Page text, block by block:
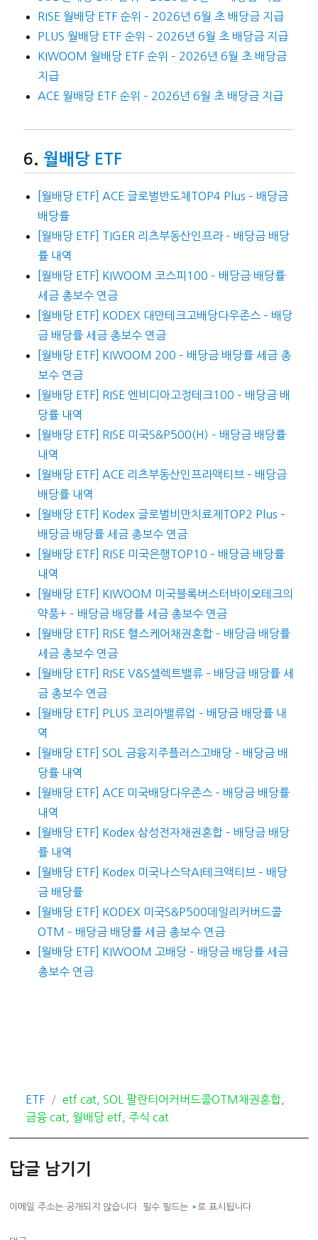
RISE 월배당 ETF 순위 – 2026년 6월 초 배당금 지급
PLUS 월배당 ETF 순위 – 2026년 6월 초 배당금 지급
KIWOOM 월배당 ETF 순위 – 2026년 6월 초 배당금
지급
ACE 월배당 ETF 순위 – 2026년 6월 초 배당금 지급
월배당 ETF
[월배당 ETF] ACE 글로벌반도체TOP4 Plus – 배당금
배당률
[월배당 ETF] TIGER 리츠부동산인프라 – 배당금 배당
률 내역
[월배당 ETF] KIWOOM 코스피100 – 배당금 배당률
세금 총보수 연금
[월배당 ETF] KODEX 대만테크고배당다우존스 – 배당
금 배당률 세금 총보수 연금
[월배당 ETF] KIWOOM 200 – 배당금 배당률 세금 총
보수 연금
[월배당 ETF] RISE 엔비디아고정테크100 – 배당금 배
당률 내역
[월배당 ETF] RISE 미국S&P500(H) – 배당금 배당률
내역
[월배당 ETF] ACE 리츠부동산인프라액티브 – 배당금
배당률 내역
[월배당 ETF] Kodex 글로벌비만치료제TOP2 Plus –
배당금 배당률 세금 총보수 연금
[월배당 ETF] RISE 미국은행TOP10 – 배당금 배당률
내역
[월배당 ETF] KIWOOM 미국블록버스터바이오테크의
약품+ – 배당금 배당률 세금 총보수 연금
[월배당 ETF] RISE 헬스케어채권혼합 – 배당금 배당률
세금 총보수 연금
[월배당 ETF] RISE V&S셀렉트밸류 – 배당금 배당률 세
금 총보수 연금
[월배당 ETF] PLUS 코리아밸류업 – 배당금 배당률 내
역
[월배당 ETF] SOL 금융지주플러스고배당 – 배당금 배
당률 내역
[월배당 ETF] ACE 미국배당다우존스 – 배당금 배당률
내역
[월배당 ETF] Kodex 삼성전자채권혼합 – 배당금 배당
률 내역
[월배당 ETF] Kodex 미국나스닥AI테크액티브 – 배당
금 배당률
[월배당 ETF] KODEX 미국S&P500데일리커버드콜
OTM – 배당금 배당률 세금 총보수 연금
[월배당 ETF] KIWOOM 고배당 – 배당금 배당률 세금
총보수 연금
카
테
ETF
태
그
etf cat, SOL 팔란티어커버드콜OTM채권혼합,
금융 cat, 월배당 etf, 주식 cat
답글 남기기
이메일 주소는 공개되지 않습니다. 필수 필드는 *로 표시됩니다